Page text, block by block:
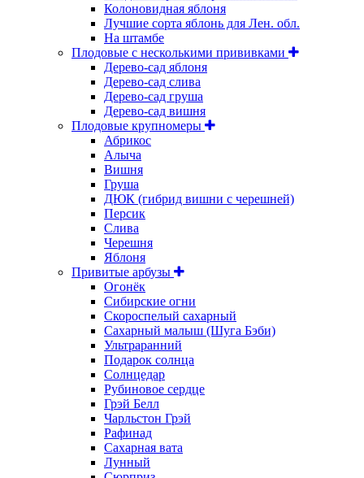
Колоновидная яблоня
Лучшие сорта яблонь для Лен. обл.
На штамбе
Плодовые с несколькими прививками
Дерево-сад яблоня
Дерево-сад слива
Дерево-сад груша
Дерево-сад вишня
Плодовые крупномеры
Абрикос
Алыча
Вишня
Груша
ДЮК (гибрид вишни с черешней)
Персик
Слива
Черешня
Яблоня
Привитые арбузы
Огонёк
Сибирские огни
Скороспелый сахарный
Сахарный малыш (Шуга Бэби)
Ультраранний
Подарок солнца
Солнцедар
Рубиновое сердце
Грэй Белл
Чарльстон Грэй
Рафинад
Сахарная вата
Лунный